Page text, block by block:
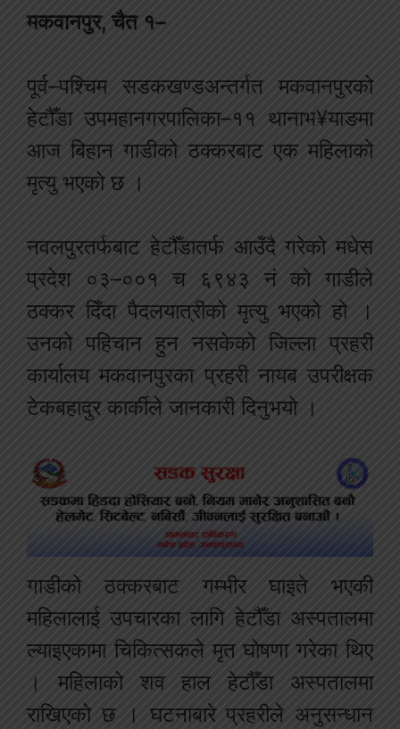
मकवानपुर, चैत १–
पूर्व–पश्चिम सडकखण्डअन्तर्गत मकवानपुरको
हेटौँडा उपमहानगरपालिका–११ थानाभ¥याङमा
आज बिहान गाडीको ठक्करबाट एक महिलाको
मृत्यु भएको छ ।
नवलपुरतर्फबाट हेटौँडातर्फ आउँदै गरेको मधेस
प्रदेश ०३–००१ च ६९४३ नं को गाडीले
ठक्कर दिँदा पैदलयात्रीको मृत्यु भएको हो ।
उनको पहिचान हुन नसकेको जिल्ला प्रहरी
कार्यालय मकवानपुरका प्रहरी नायब उपरीक्षक
टेकबहादुर कार्कीले जानकारी दिनुभयो ।
गाडीको ठक्करबाट गम्भीर घाइते भएकी
महिलालाई उपचारका लागि हेटौँडा अस्पतालमा
ल्याइएकामा चिकित्सकले मृत घोषणा गरेका थिए
। महिलाको शव हाल हेटौँडा अस्पतालमा
राखिएको छ । घटनाबारे प्रहरीले अनुसन्धान